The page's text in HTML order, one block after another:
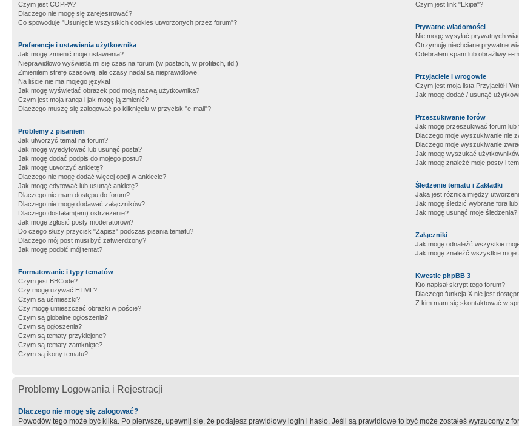
Czym jest COPPA?
Dlaczego nie mogę się zarejestrować?
Co spowoduje "Usunięcie wszystkich cookies utworzonych przez forum"?
Preferencje i ustawienia użytkownika
Jak mogę zmienić moje ustawienia?
Nieprawidłowo wyświetla mi się czas na forum (w postach, w profilach, itd.)
Zmieniłem strefę czasową, ale czasy nadal są nieprawidłowe!
Na liście nie ma mojego języka!
Jak mogę wyświetlać obrazek pod moją nazwą użytkownika?
Czym jest moja ranga i jak mogę ją zmienić?
Dlaczego muszę się zalogować po kliknięciu w przycisk "e-mail"?
Problemy z pisaniem
Jak utworzyć temat na forum?
Jak mogę wyedytować lub usunąć posta?
Jak mogę dodać podpis do mojego postu?
Jak mogę utworzyć ankietę?
Dlaczego nie mogę dodać więcej opcji w ankiecie?
Jak mogę edytować lub usunąć ankietę?
Dlaczego nie mam dostępu do forum?
Dlaczego nie mogę dodawać załączników?
Dlaczego dostałam(em) ostrzeżenie?
Jak mogę zgłosić posty moderatorowi?
Do czego służy przycisk "Zapisz" podczas pisania tematu?
Dlaczego mój post musi być zatwierdzony?
Jak mogę podbić mój temat?
Formatowanie i typy tematów
Czym jest BBCode?
Czy mogę używać HTML?
Czym są uśmieszki?
Czy mogę umieszczać obrazki w poście?
Czym są globalne ogłoszenia?
Czym są ogłoszenia?
Czym są tematy przyklejone?
Czym są tematy zamknięte?
Czym są ikony tematu?
Czym jest link "Ekipa"?
Prywatne wiadomości
Nie mogę wysyłać prywatnych
Otrzymuję niechciane prywatne
Odebrałem spam lub obraźliwy e-
Przyjaciele i wrogowie
Czym jest moja lista Przyjaciół i
Jak mogę dodać / usunąć
Przeszukiwanie forów
Jak mogę przeszukiwać forum lub
Dlaczego moje wyszukiwanie nie
Dlaczego moje wyszukiwanie
Jak mogę wyszukać
Jak mogę znaleźć moje posty i
Śledzenie tematu i Zakładki
Jaka jest różnica między
Jak mogę śledzić wybrane fora
Jak mogę usunąć moje śledzenia?
Załączniki
Jak mogę odnaleźć wszystkie
Jak mogę znaleźć wszystkie moje
Kwestie phpBB 3
Kto napisał skrypt tego forum?
Dlaczego funkcja X nie jest
Z kim mam się skontaktować w
Problemy Logowania i Rejestracji
Dlaczego nie mogę się zalogować?
Powodów tego może być kilka. Po pierwsze, upewnij się, że podajesz prawidłowy login i hasło. Jeśli są prawidłowe to być może zostałeś wyrzucony z